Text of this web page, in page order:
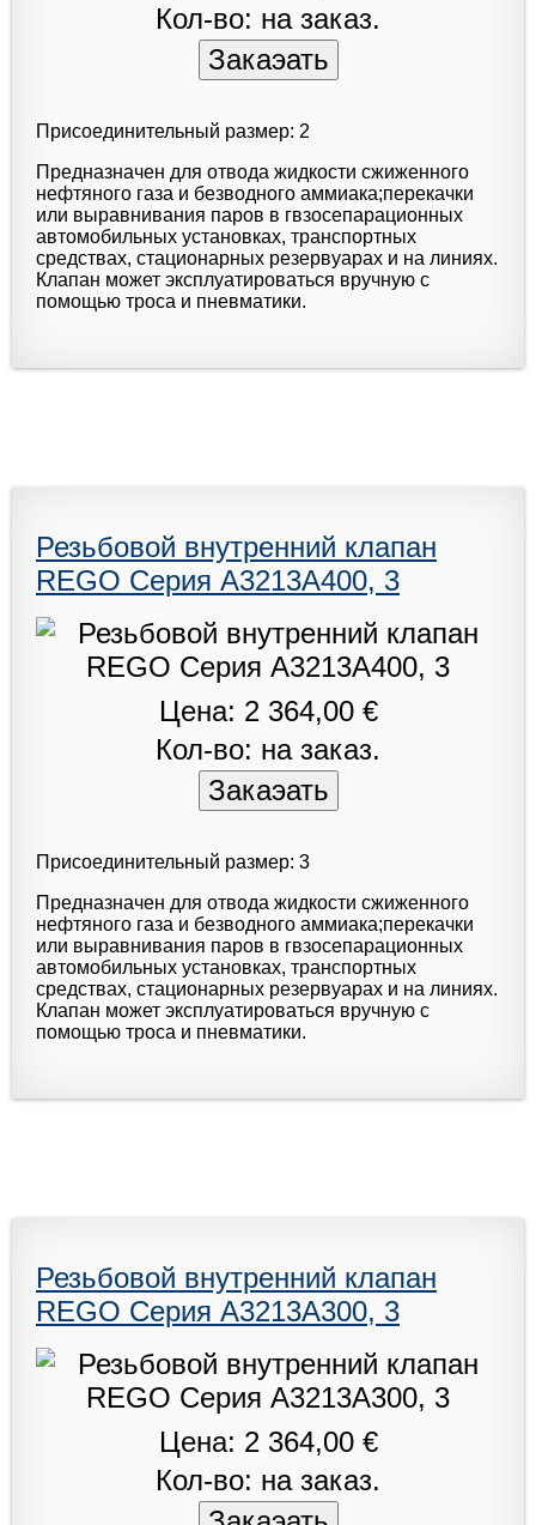
Кол-во: на заказ.
Присоединительный размер: 2
Предназначен для отвода жидкости сжиженного
нефтяного газа и безводного аммиака;перекачки
или выравнивания паров в гвзосепарационных
автомобильных установках, транспортных
средствах, стационарных резервуарах и на линиях.
Клапан может эксплуатироваться вручную с
помощью троса и пневматики.
Резьбовой внутренний клапан
REGO Серия A3213A400, 3
Цена: 2 364,00 €
Кол-во: на заказ.
Присоединительный размер: 3
Предназначен для отвода жидкости сжиженного
нефтяного газа и безводного аммиака;перекачки
или выравнивания паров в гвзосепарационных
автомобильных установках, транспортных
средствах, стационарных резервуарах и на линиях.
Клапан может эксплуатироваться вручную с
помощью троса и пневматики.
Резьбовой внутренний клапан
REGO Серия A3213A300, 3
Цена: 2 364,00 €
Кол-во: на заказ.